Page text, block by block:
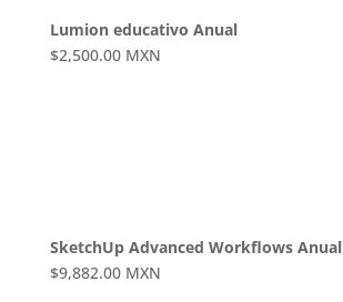
Lumion educativo Anual
$2,500.00 MXN
SketchUp Advanced Workflows Anual
$9,882.00 MXN